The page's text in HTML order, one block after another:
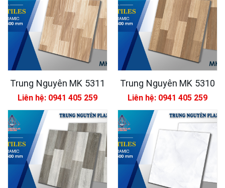
Trung Nguyên MK 5311
Liên hệ: 0941 405 259
Trung Nguyên MK 5310
Liên hệ: 0941 405 259